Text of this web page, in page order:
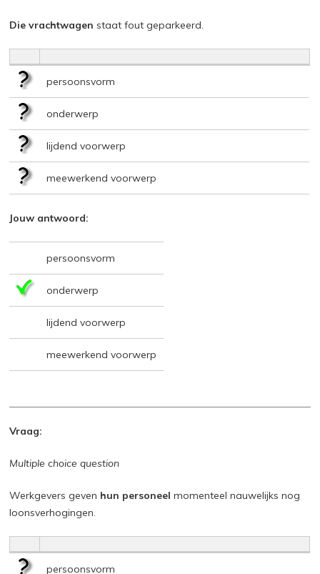
Die vrachtwagen staat fout geparkeerd.
persoonsvorm
onderwerp
lijdend voorwerp
meewerkend voorwerp
Jouw antwoord:
persoonsvorm
onderwerp
lijdend voorwerp
meewerkend voorwerp
Vraag:
Multiple choice question
Werkgevers geven hun personeel momenteel nauwelijks nog
loonsverhogingen.
persoonsvorm